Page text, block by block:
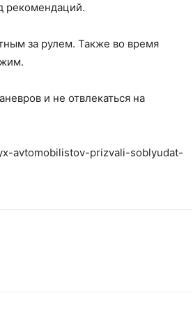
рекомендаций.
за рулем. Также во время
и не отвлекаться на
avtomobilistov-prizvali-soblyudat-